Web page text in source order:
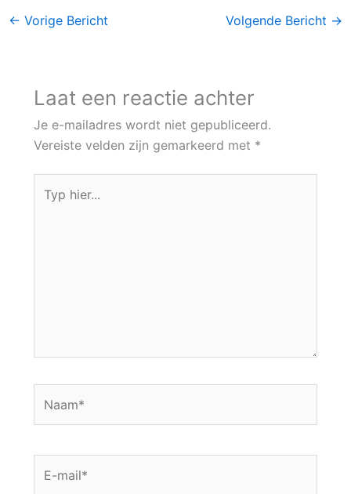
← Vorige Bericht Volgende Bericht →
Laat een reactie achter
Je e-mailadres wordt niet gepubliceerd.
Vereiste velden zijn gemarkeerd met *
hier...
mail*